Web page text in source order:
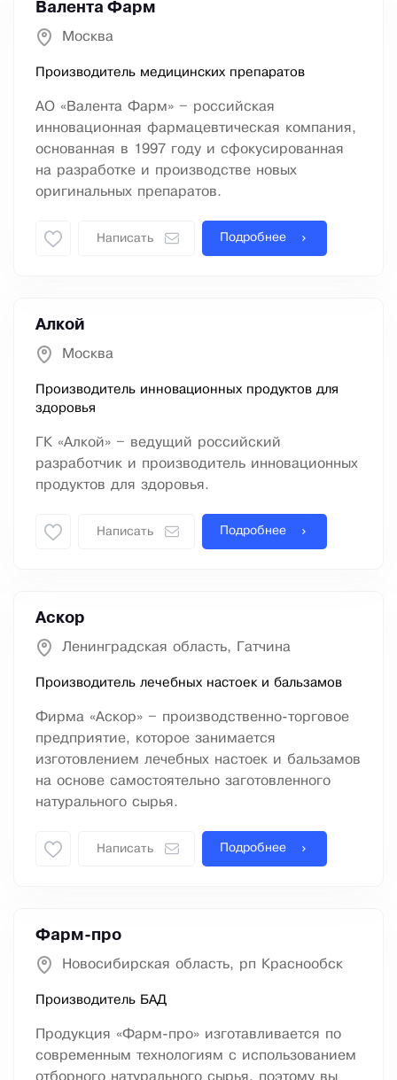
Валента Фарм
Москва
Производитель медицинских препаратов
АО «Валента Фарм» – российская
инновационная фармацевтическая компания,
основанная в 1997 году и сфокусированная
на разработке и производстве новых
оригинальных препаратов.
Написать Подробнее
Алкой
Москва
Производитель инновационных продуктов для
здоровья
ГК «Алкой» – ведущий российский
разработчик и производитель инновационных
продуктов для здоровья.
Написать Подробнее
Аскор
Ленинградская область, Гатчина
Производитель лечебных настоек и бальзамов
Фирма «Аскор» – производственно-торговое
предприятие, которое занимается
изготовлением лечебных настоек и бальзамов
на основе самостоятельно заготовленного
натурального сырья.
Написать Подробнее
Фарм-про
Новосибирская область, рп Краснообск
Производитель БАД
Продукция «Фарм-про» изготавливается по
современным технологиям с использованием
отборного натурального сырья, поэтому вы